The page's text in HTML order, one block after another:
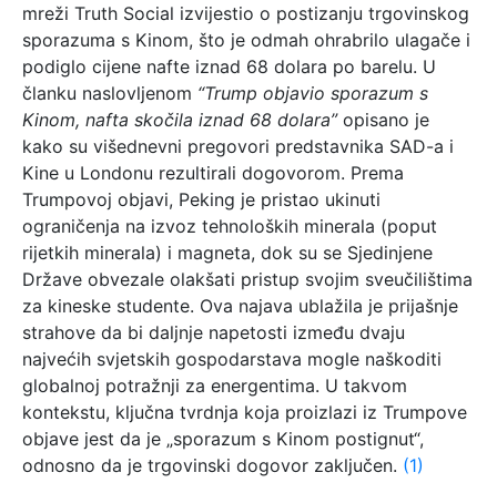
mreži Truth Social izvijestio o postizanju trgovinskog
sporazuma s Kinom, što je odmah ohrabrilo ulagače i
podiglo cijene nafte iznad 68 dolara po barelu. U
članku naslovljenom “Trump objavio sporazum s
Kinom, nafta skočila iznad 68 dolara”opisano je
kako su višednevni pregovori predstavnika SAD-a i
Kine u Londonu rezultirali dogovorom. Prema
Trumpovoj objavi, Peking je pristao ukinuti
ograničenja na izvoz tehnoloških minerala (poput
rijetkih minerala) i magneta, dok su se Sjedinjene
Države obvezale olakšati pristup svojim sveučilištima
za kineske studente. Ova najava ublažila je prijašnje
strahove da bi daljnje napetosti između dvaju
najvećih svjetskih gospodarstava mogle naškoditi
globalnoj potražnji za energentima. U takvom
kontekstu, ključna tvrdnja koja proizlazi iz Trumpove
objave jest da je „sporazum s Kinom postignut“,
odnosno da je trgovinski dogovor zaključen. (1)